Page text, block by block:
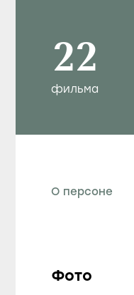
22
фильма
О персоне
Фото